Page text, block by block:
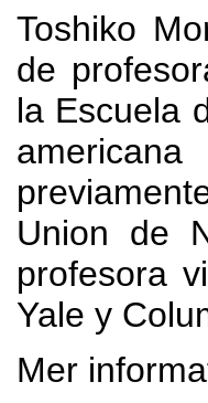
Toshiko
de
la Escuela
Union de
profesora
Yale y
Mer